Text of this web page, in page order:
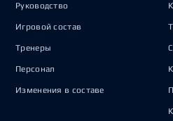
Руководство
Игровой состав
Тренеры
Персонал
Изменения в составе